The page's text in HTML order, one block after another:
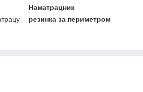
Наматрацник
резинка за периметром